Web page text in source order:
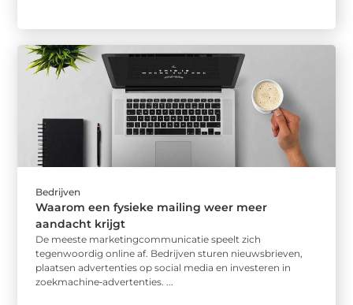
Bedrijven
Waarom een fysieke mailing weer meer
aandacht krijgt
De meeste marketingcommunicatie speelt zich
tegenwoordig online af. Bedrijven sturen nieuwsbrieven,
plaatsen advertenties op social media en investeren in
zoekmachine‑advertenties. ...